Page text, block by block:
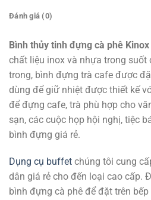
Đánh giá (0)
Bình thủy tinh đựng cà phê
chất liệu inox và nhựa trong suốt
trong, bình đựng trà cafe được
dùng để giữ nhiệt được thiết kế
để đựng cafe, trà phù hợp cho
sạn, các cuộc họp hội nghị, tiệc
bình đựng giá rẻ.
Dụng cụ buffet chúng tôi cung
dân giá rẻ cho đến loại cao cấp.
bình đựng cà phê để đặt trên